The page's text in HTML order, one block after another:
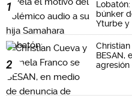
1
búnker
Yturbe y
2
BESAN,
agresión